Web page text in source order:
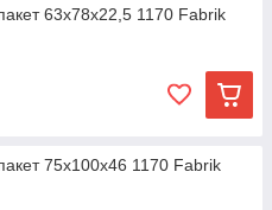
63х78х22,5 1170 Fabrik
75х100х46 1170 Fabrik